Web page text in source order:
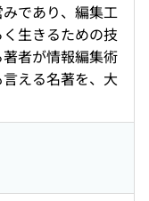
であり、編集工
生きるための技
者が情報編集術
える名著を、大